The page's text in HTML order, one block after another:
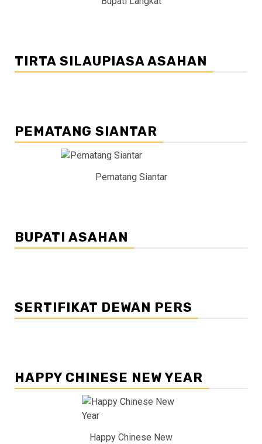
TIRTA SILAUPIASA ASAHAN
PEMATANG SIANTAR
Pematang Siantar
BUPATI ASAHAN
SERTIFIKAT DEWAN PERS
HAPPY CHINESE NEW YEAR
Happy Chinese New